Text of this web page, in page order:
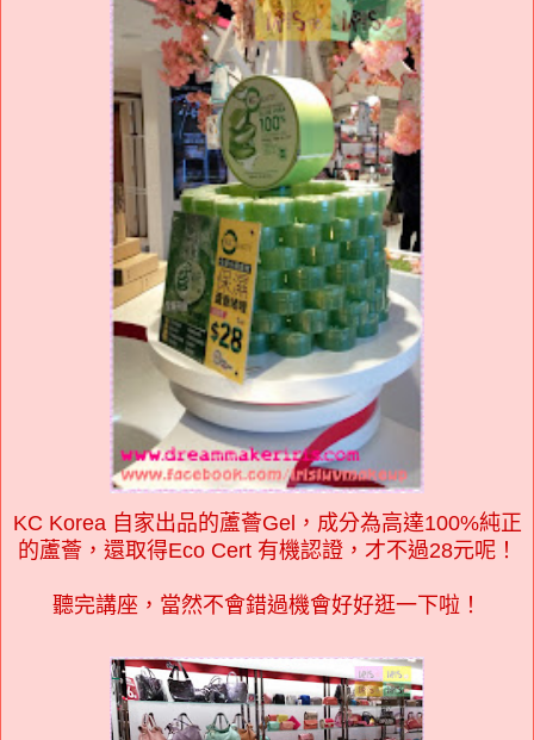
KC Korea 自家出品的蘆薈Gel，成分為高達100%純正
的蘆薈，還取得Eco Cert 有機認證，才不過28元呢！
聽完講座，當然不會錯過機會好好逛一下啦！